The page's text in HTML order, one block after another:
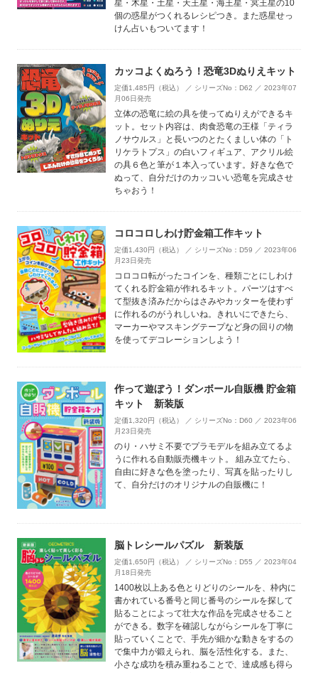
星・木星・土星・天王星・海王星・冥王星の10
個の惑星がつくれるレシピつき。また惑星せっ
けん占いもついてます！
カッコよくぬろう！恐竜3Dぬりえキット
定価1,485円（税込） ／ シリーズNo：D62 ／ 2023年07
月06日発売
立体の恐竜に絵の具を使ってぬりえができるキ
ット。セット内容は、肉食恐竜の王様「ティラ
ノサウルス」と長いつのとたくましい体の「ト
リケラトプス」の白いフィギュア、アクリル絵
の具６色と筆が１本入っています。好きな色で
ぬって、自分だけのカッコいい恐竜を完成させ
ちゃおう！
コロコロしわけ貯金箱工作キット
定価1,430円（税込） ／ シリーズNo：D59 ／ 2023年06
月23日発売
コロコロ転がったコインを、種類ごとにしわけ
てくれる貯金箱が作れるキット。パーツはすべ
て型抜き済みだからはさみやカッターを使わず
に作れるのがうれしいね。きれいにできたら、
マーカーやマスキングテープなど身の回りの物
を使ってデコレーションしよう！
作って遊ぼう！ダンボール自販機 貯金箱
キット 新装版
定価1,320円（税込） ／ シリーズNo：D60 ／ 2023年06
月23日発売
のり・ハサミ不要でプラモデルを組み立てるよ
うに作れる自動販売機キット。 組み立てたら、
自由に好きな色を塗ったり、写真を貼ったりし
て、自分だけのオリジナルの自販機に！
脳トレシールパズル 新装版
定価1,650円（税込） ／ シリーズNo：D55 ／ 2023年04
月18日発売
1400枚以上ある色とりどりのシールを、枠内に
書かれている番号と同じ番号のシールを探して
貼ることによって壮大な作品を完成させること
ができる。数字を確認しながらシールを丁寧に
貼っていくことで、手先が細かな動きをするの
で集中力が鍛えられ、脳を活性化する。また、
小さな成功を積み重ねることで、達成感も得ら